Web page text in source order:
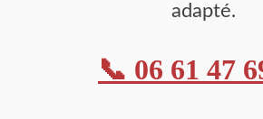
adapté.
📞 06 61 47